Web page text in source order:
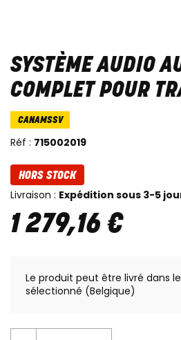
SYSTÈME AUDIO
COMPLET POUR
CANAMSSV
Réf : 715002019
HORS STOCK
Livraison : Expédition sous 3-5
1 279,16 €
Le produit peut être livré dans
sélectionné (Belgique)